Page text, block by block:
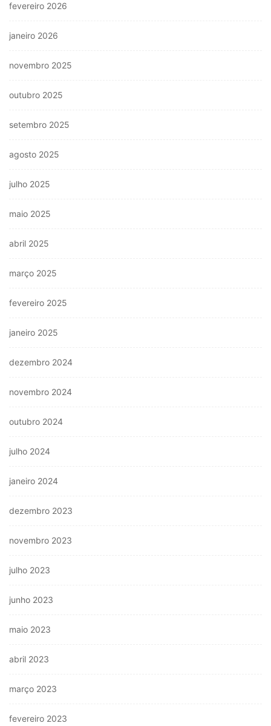
fevereiro 2026
janeiro 2026
novembro 2025
outubro 2025
setembro 2025
agosto 2025
julho 2025
maio 2025
abril 2025
março 2025
fevereiro 2025
janeiro 2025
dezembro 2024
novembro 2024
outubro 2024
julho 2024
janeiro 2024
dezembro 2023
novembro 2023
julho 2023
junho 2023
maio 2023
abril 2023
março 2023
fevereiro 2023